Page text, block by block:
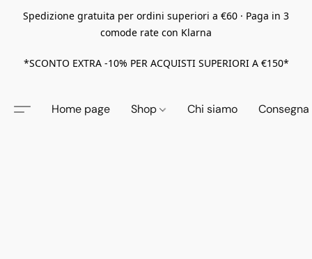
Spedizione gratuita per ordini superiori a €60 · Paga in 3
comode rate con Klarna
*SCONTO EXTRA -10% PER ACQUISTI SUPERIORI A €150*
Home page Shop Chi siamo Consegna